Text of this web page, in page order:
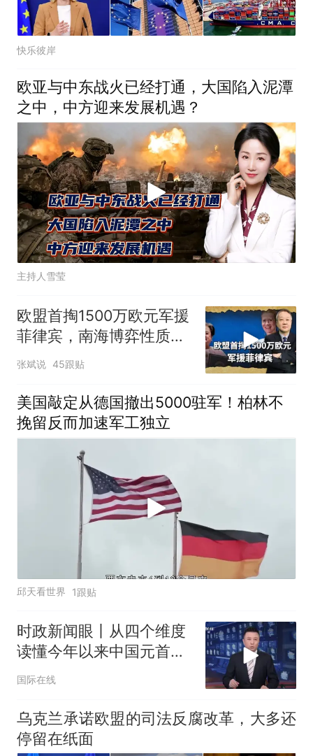
快乐彼岸
欧亚与中东战火已经打通，大国陷入泥潭
之中，中方迎来发展机遇？
主持人雪莹
欧盟首掏1500万欧元军援
菲律宾，南海博弈性质彻
底变了
张斌说 45跟贴
美国敲定从德国撤出5000驻军！柏林不
挽留反而加速军工独立
邱天看世界 1跟贴
时政新闻眼丨从四个维度
读懂今年以来中国元首外
交
国际在线
乌克兰承诺欧盟的司法反腐改革，大多还
停留在纸面